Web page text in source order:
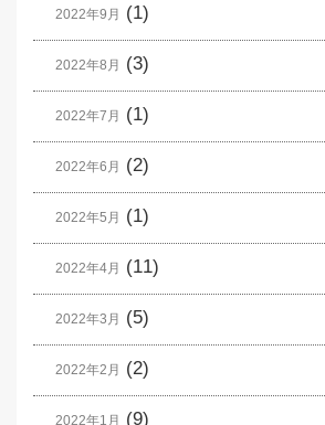
2022年9月 (1)
2022年8月 (3)
2022年7月 (1)
2022年6月 (2)
2022年5月 (1)
2022年4月 (11)
2022年3月 (5)
2022年2月 (2)
2022年1月 (9)